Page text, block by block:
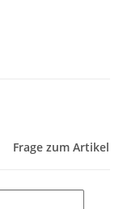
Frage zum Artikel